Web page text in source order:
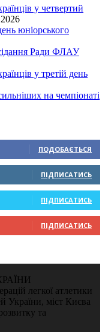
у четвертий
юніорського
Ради ФЛАУ
у третій день
на чемпіонаті
ПОДОБАЄТЬСЯ
ПІДПИСАТИСЬ
ПІДПИСАТИСЬ
ПІДПИСАТИСЬ
легкої атлетики
України, міст Києва
та